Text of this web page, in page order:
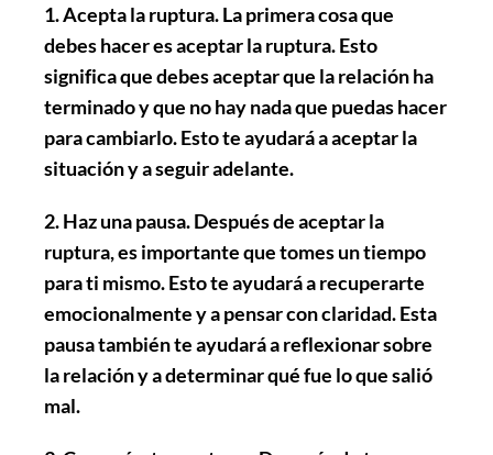
1. Acepta la ruptura. La primera cosa que
debes hacer es aceptar la ruptura. Esto
significa que debes aceptar que la relación ha
terminado y que no hay nada que puedas hacer
para cambiarlo. Esto te ayudará a aceptar la
situación y a seguir adelante.
2. Haz una pausa. Después de aceptar la
ruptura, es importante que tomes un tiempo
para ti mismo. Esto te ayudará a recuperarte
emocionalmente y a pensar con claridad. Esta
pausa también te ayudará a reflexionar sobre
la relación y a determinar qué fue lo que salió
mal.